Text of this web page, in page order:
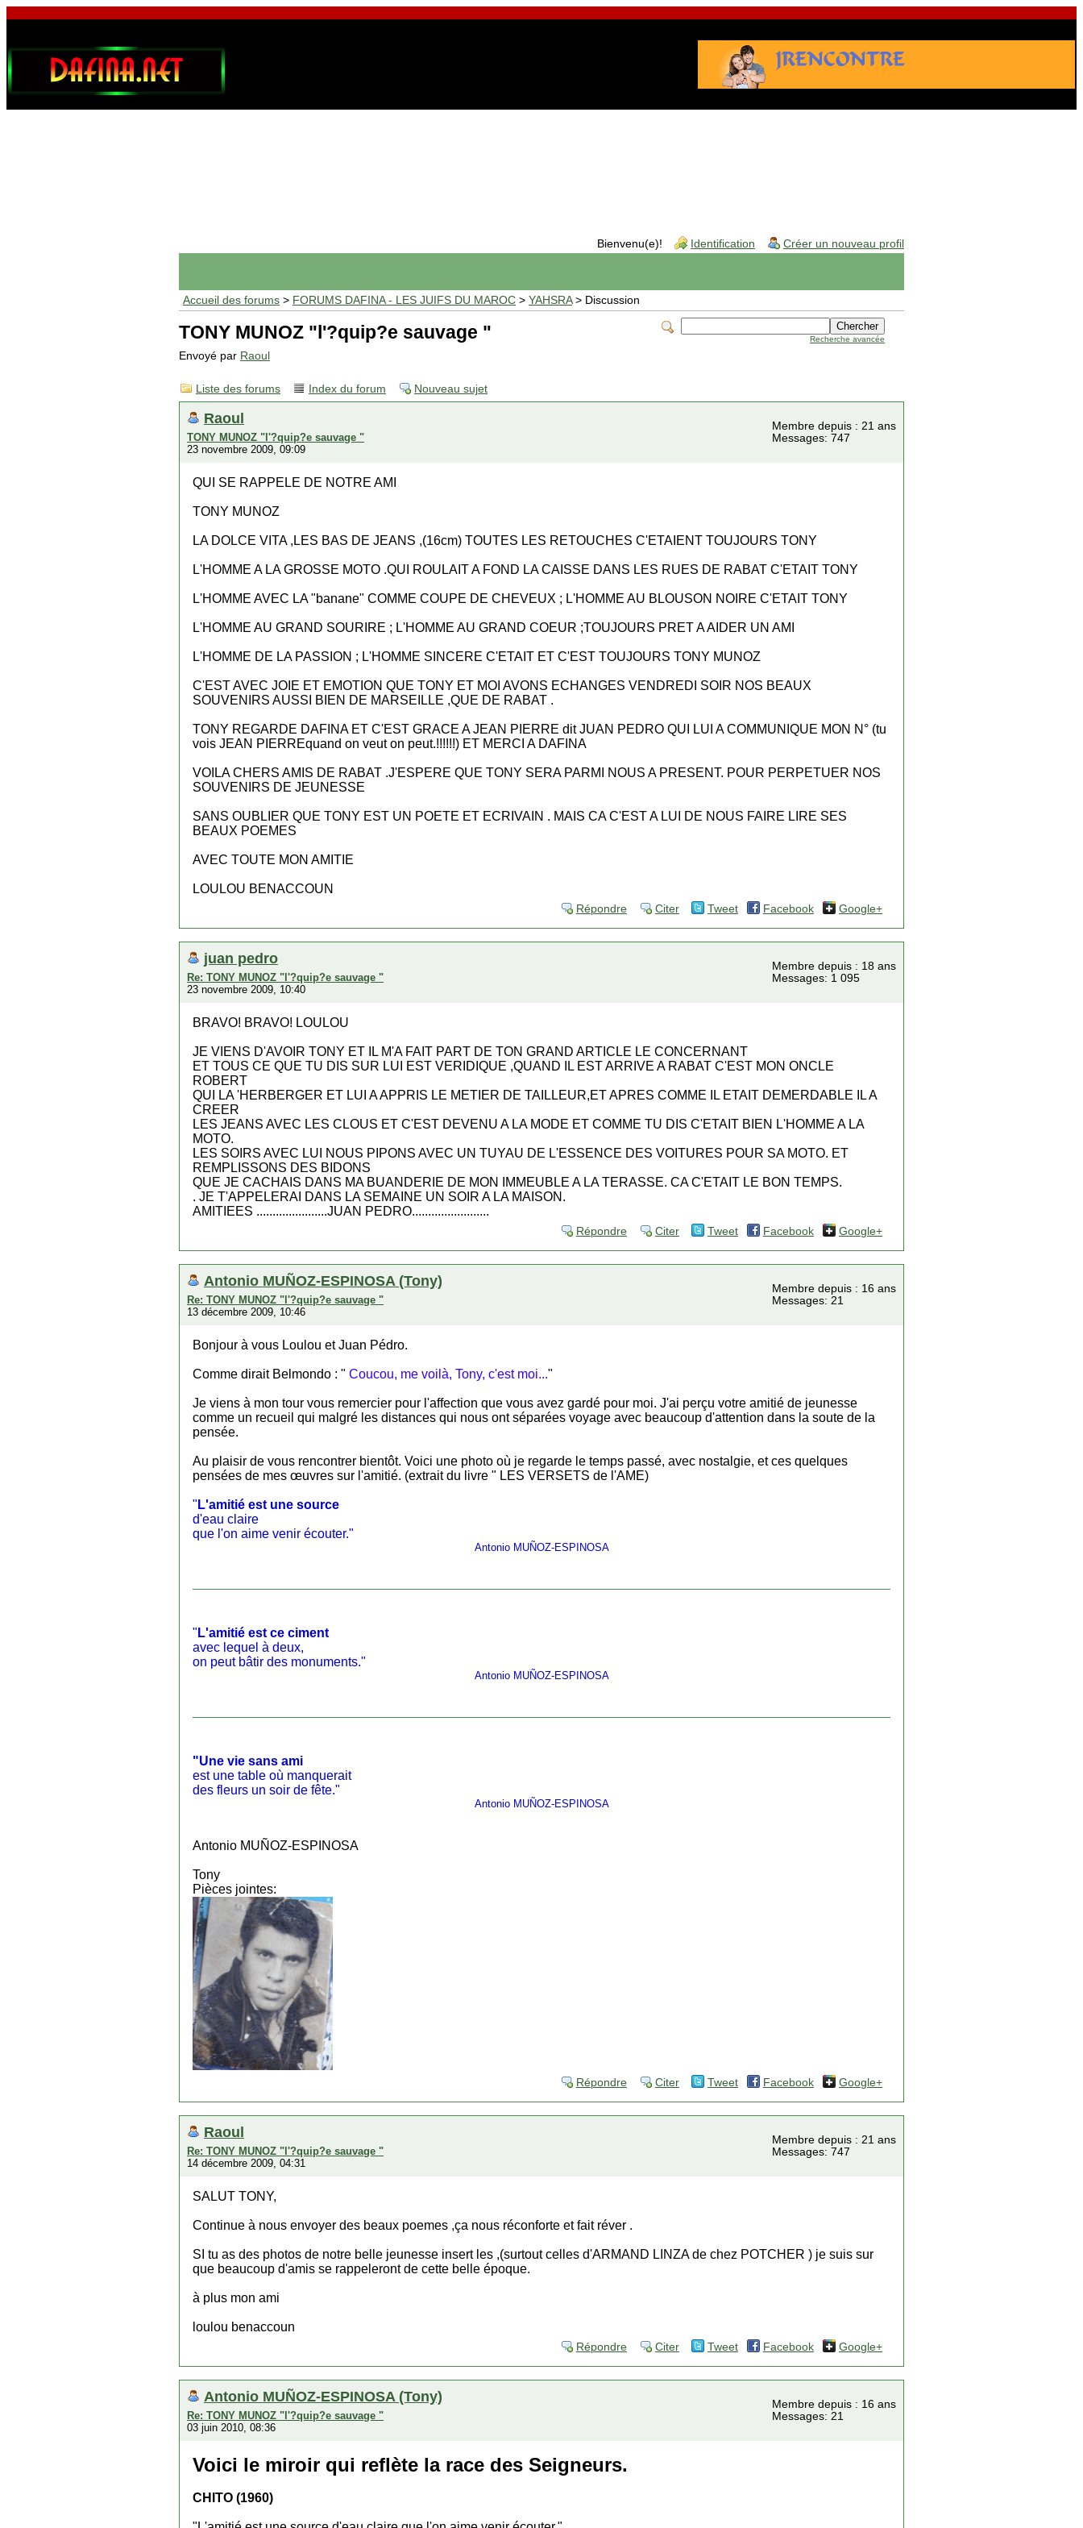
Bienvenu(e)! Identification Créer un nouveau profil
Accueil des forums > FORUMS DAFINA - LES JUIFS DU MAROC > YAHSRA> Discussion
Recherche avancée
TONY MUNOZ "l'?quip?e sauvage "
Envoyé par Raoul
Liste des forums Index du forum Nouveau sujet
Raoul
TONY MUNOZ "l'?quip?e sauvage "
23 novembre 2009, 09:09
Membre depuis : 21 ans
Messages: 747
QUI SE RAPPELE DE NOTRE AMI
TONY MUNOZ
LA DOLCE VITA ,LES BAS DE JEANS ,(16cm) TOUTES LES RETOUCHES C'ETAIENT TOUJOURS TONY
L'HOMME A LA GROSSE MOTO .QUI ROULAIT A FOND LA CAISSE DANS LES RUES DE RABAT C'ETAIT TONY
L'HOMME AVEC LA "banane" COMME COUPE DE CHEVEUX ; L'HOMME AU BLOUSON NOIRE C'ETAIT TONY
L'HOMME AU GRAND SOURIRE ; L'HOMME AU GRAND COEUR ;TOUJOURS PRET A AIDER UN AMI
L'HOMME DE LA PASSION ; L'HOMME SINCERE C'ETAIT ET C'EST TOUJOURS TONY MUNOZ
C'EST AVEC JOIE ET EMOTION QUE TONY ET MOI AVONS ECHANGES VENDREDI SOIR NOS BEAUX
SOUVENIRS AUSSI BIEN DE MARSEILLE ,QUE DE RABAT .
TONY REGARDE DAFINA ET C'EST GRACE A JEAN PIERRE dit JUAN PEDRO QUI LUI A COMMUNIQUE MON N° (tu
vois JEAN PIERREquand on veut on peut.!!!!!!) ET MERCI A DAFINA
VOILA CHERS AMIS DE RABAT .J'ESPERE QUE TONY SERA PARMI NOUS A PRESENT. POUR PERPETUER NOS
SOUVENIRS DE JEUNESSE
SANS OUBLIER QUE TONY EST UN POETE ET ECRIVAIN . MAIS CA C'EST A LUI DE NOUS FAIRE LIRE SES
BEAUX POEMES
AVEC TOUTE MON AMITIE
LOULOU BENACCOUN
Répondre Citer Tweet Facebook Google+
juan pedro
Re: TONY MUNOZ "l'?quip?e sauvage "
23 novembre 2009, 10:40
Membre depuis : 18 ans
Messages: 1 095
BRAVO! BRAVO! LOULOU
JE VIENS D'AVOIR TONY ET IL M'A FAIT PART DE TON GRAND ARTICLE LE CONCERNANT
ET TOUS CE QUE TU DIS SUR LUI EST VERIDIQUE ,QUAND IL EST ARRIVE A RABAT C'EST MON ONCLE
ROBERT
QUI LA 'HERBERGER ET LUI A APPRIS LE METIER DE TAILLEUR,ET APRES COMME IL ETAIT DEMERDABLE IL A
CREER
LES JEANS AVEC LES CLOUS ET C'EST DEVENU A LA MODE ET COMME TU DIS C'ETAIT BIEN L'HOMME A LA
MOTO.
LES SOIRS AVEC LUI NOUS PIPONS AVEC UN TUYAU DE L'ESSENCE DES VOITURES POUR SA MOTO. ET
REMPLISSONS DES BIDONS
QUE JE CACHAIS DANS MA BUANDERIE DE MON IMMEUBLE A LA TERASSE. CA C'ETAIT LE BON TEMPS.
. JE T'APPELERAI DANS LA SEMAINE UN SOIR A LA MAISON.
AMITIEES ......................JUAN PEDRO........................
Répondre Citer Tweet Facebook Google+
Antonio MUÑOZ-ESPINOSA (Tony)
Re: TONY MUNOZ "l'?quip?e sauvage "
13 décembre 2009, 10:46
Membre depuis : 16 ans
Messages: 21
Bonjour à vous Loulou et Juan Pédro.
Comme dirait Belmondo : " Coucou, me voilà, Tony, c'est moi..."
Je viens à mon tour vous remercier pour l'affection que vous avez gardé pour moi. J'ai perçu votre amitié de jeunesse
comme un recueil qui malgré les distances qui nous ont séparées voyage avec beaucoup d'attention dans la soute de la
pensée.
Au plaisir de vous rencontrer bientôt. Voici une photo où je regarde le temps passé, avec nostalgie, et ces quelques
pensées de mes œuvres sur l'amitié. (extrait du livre " LES VERSETS de l'AME)
" L'amitié est une source
d'eau claire
que l'on aime venir écouter."
Antonio MUÑOZ-ESPINOSA
" L'amitié est ce ciment
avec lequel à deux,
on peut bâtir des monuments."
Antonio MUÑOZ-ESPINOSA
"Une vie sans ami
est une table où manquerait
des fleurs un soir de fête."
Antonio MUÑOZ-ESPINOSA
Antonio MUÑOZ-ESPINOSA
Tony
Pièces jointes:
Répondre Citer Tweet Facebook Google+
Raoul
Re: TONY MUNOZ "l'?quip?e sauvage "
14 décembre 2009, 04:31
Membre depuis : 21 ans
Messages: 747
SALUT TONY,
Continue à nous envoyer des beaux poemes ,ça nous réconforte et fait réver .
SI tu as des photos de notre belle jeunesse insert les ,(surtout celles d'ARMAND LINZA de chez POTCHER ) je suis sur
que beaucoup d'amis se rappeleront de cette belle époque.
à plus mon ami
loulou benaccoun
Répondre Citer Tweet Facebook Google+
Antonio MUÑOZ-ESPINOSA (Tony)
Re: TONY MUNOZ "l'?quip?e sauvage "
03 juin 2010, 08:36
Membre depuis : 16 ans
Messages: 21
Voici le miroir qui reflète la race des Seigneurs.
CHITO (1960)